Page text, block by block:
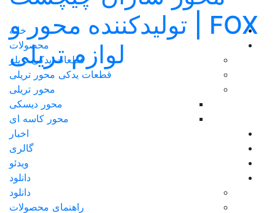
خانه
محصولات
قطعات یدکی تریلر
قطعات یدکی محور تریلی
محور تریلی
محور دیسکی
محور کاسه ای
اخبار
گالری
ویدئو
دانلود
دانلود
راهنمای محصولات